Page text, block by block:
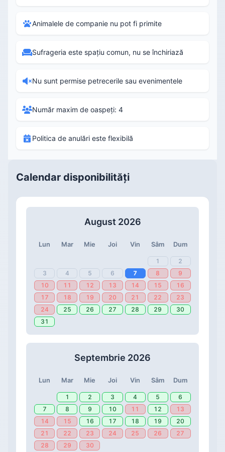
Animalele de companie nu pot fi primite
Sufrageria este spațiu comun, nu se închiriază
Nu sunt permise petrecerile sau evenimentele
Număr maxim de oaspeți: 4
Politica de anulări este flexibilă
Calendar disponibilități
August 2026
Lun Mar Mie Joi Vin Sâm Dum
1
2
3
4 5 6 7 8
9
10
11 12 13 14 15
16
17
18 19 20 21 22
23
24
25 26 27 28 29
30
31
Septembrie 2026
Lun Mar Mie Joi Vin Sâm Dum
1 2 3 4 5
6
7
8 9 10 11 12
13
14
15 16 17 18 19
20
21
22 23 24 25 26
27
28
29 30